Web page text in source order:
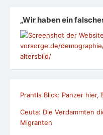
„Wir haben ein
vorsorge.de/
altersbild/
Prantls Blick: Panzer hier,
Ceuta: Die Verdammten
Migranten